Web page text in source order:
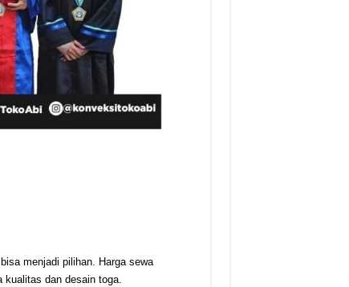
menjadi pilihan. Harga sewa
dan desain toga.